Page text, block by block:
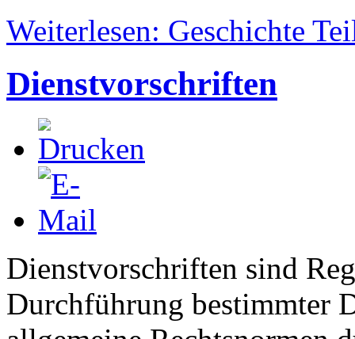
Weiterlesen: Geschichte
Dienstvorschriften
Dienstvorschriften sind
Durchführung bestimmter